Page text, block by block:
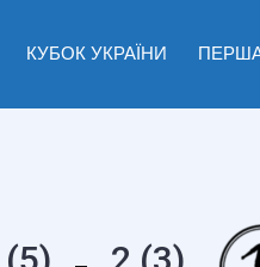
КУБОК УКРАЇНИ ПЕРША